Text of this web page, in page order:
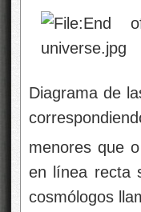
Diagrama de
menores que
en línea recta
cosmólogos